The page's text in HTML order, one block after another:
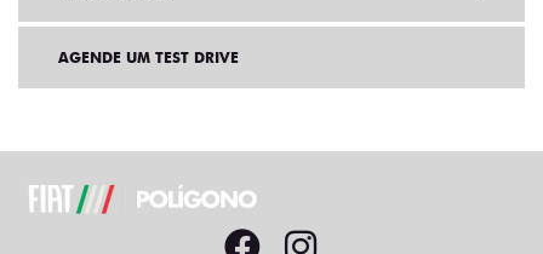
AGENDE UM TEST DRIVE